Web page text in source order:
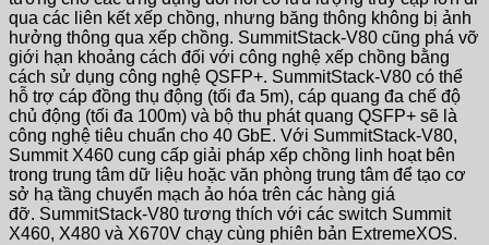
qua các liên kết xếp chồng, nhưng băng thông không bị ảnh
hưởng thông qua xếp chồng. SummitStack-V80 cũng phá vỡ
giới hạn khoảng cách đối với công nghệ xếp chồng bằng
cách sử dụng công nghệ QSFP+. SummitStack-V80 có thể
hỗ trợ cáp đồng thụ động (tối đa 5m), cáp quang đa chế độ
chủ động (tối đa 100m) và bộ thu phát quang QSFP+ sẽ là
công nghệ tiêu chuẩn cho 40 GbE. Với SummitStack-V80,
Summit X460 cung cấp giải pháp xếp chồng linh hoạt bên
trong trung tâm dữ liệu hoặc văn phòng trung tâm để tạo cơ
sở hạ tầng chuyển mạch ảo hóa trên các hàng giá
đỡ. SummitStack-V80 tương thích với các switch Summit
X460, X480 và X670V chạy cùng phiên bản ExtremeXOS.